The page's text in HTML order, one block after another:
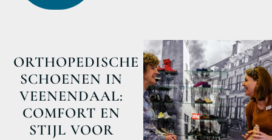
ORTHOPEDISCHE
SCHOENEN IN
VEENENDAAL:
COMFORT EN
STIJL VOOR